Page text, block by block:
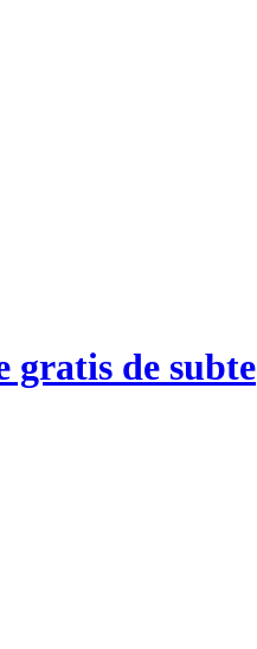
gratis de subte